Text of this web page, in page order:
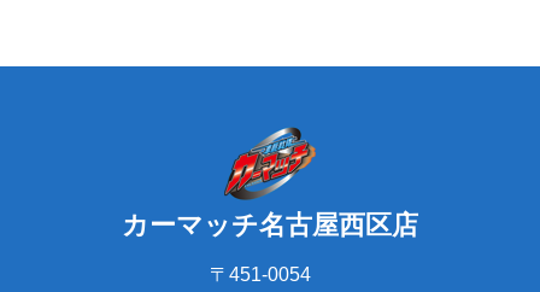
カーマッチ名古屋西区店
〒451-0054